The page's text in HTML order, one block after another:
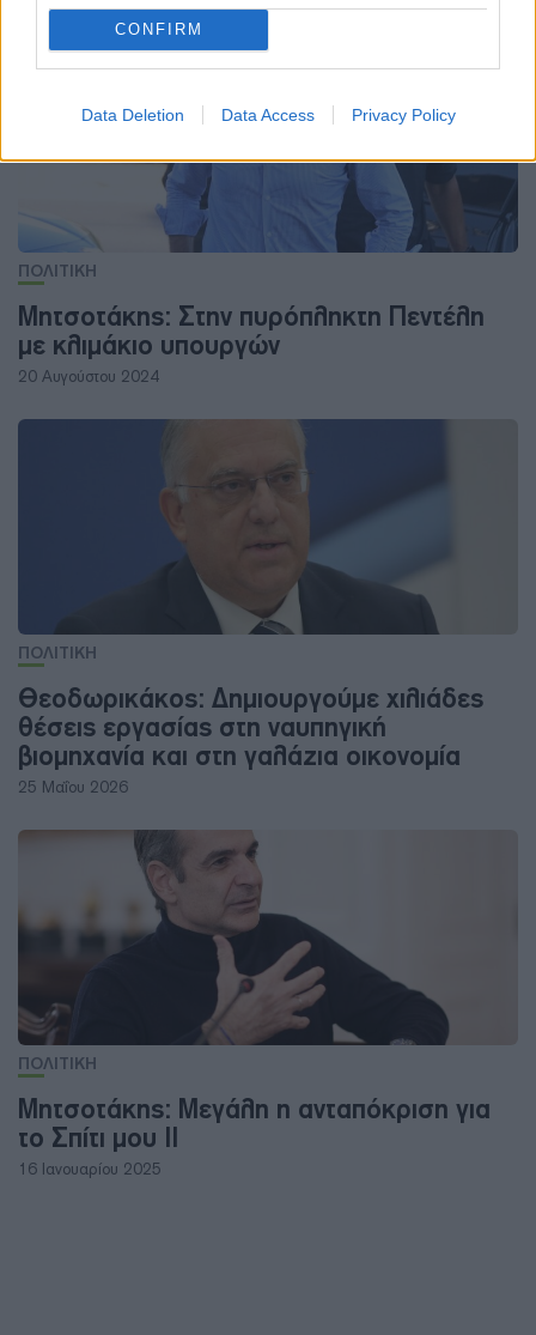
CONFIRM
Data Deletion Data Access Privacy Policy
ΠΟΛΙΤΙΚΗ
Μητσοτάκης: Στην πυρόπληκτη Πεντέλη
με κλιμάκιο υπουργών
20 Αυγούστου 2024
ΠΟΛΙΤΙΚΗ
Θεοδωρικάκος: Δημιουργούμε χιλιάδες
θέσεις εργασίας στη ναυπηγική
βιομηχανία και στη γαλάζια οικονομία
25 Μαΐου 2026
ΠΟΛΙΤΙΚΗ
Μητσοτάκης: Μεγάλη η ανταπόκριση για
το Σπίτι μου ΙΙ
16 Ιανουαρίου 2025